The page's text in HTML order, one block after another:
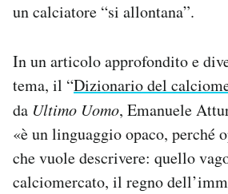
un calciatore “si allontana”.
In un articolo approfondito e
tema, il “Dizionario del
da Ultimo Uomo, Emanuele
«è un linguaggio opaco, perché
che vuole descrivere: quello
calciomercato, il regno